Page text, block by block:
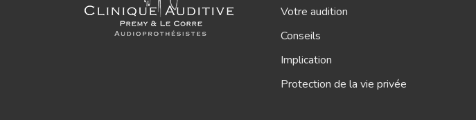
Votre audition
Conseils
Implication
Protection de la vie privée